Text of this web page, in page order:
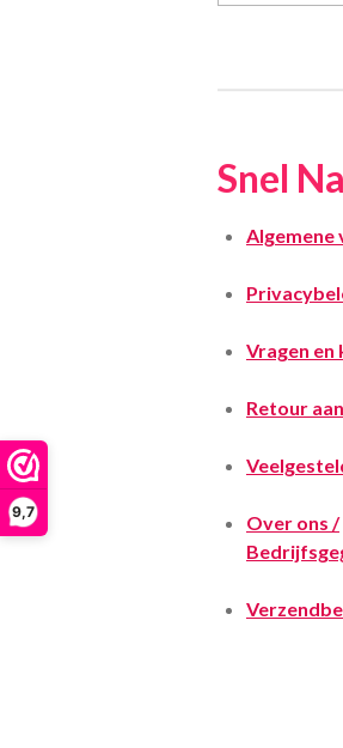
9,7
Snel
Vragen en
Retour
Over ons /